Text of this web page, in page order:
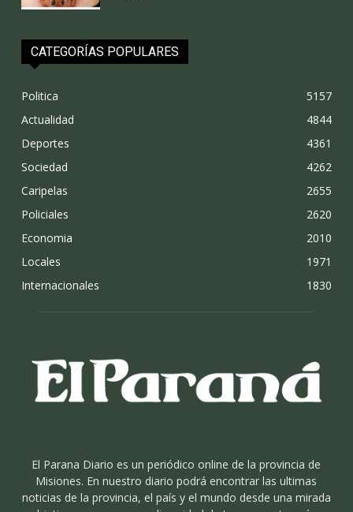
CATEGORÍAS POPULARES
Politica
5157
Actualidad
4844
Deportes
4361
Sociedad
4262
Caripelas
2655
Policiales
2620
Economia
2010
Locales
1971
Internacionales
1830
El Parana Diario es un periódico online de la provincia de
Misiones. En nuestro diario podrá encontrar las ultimas
noticias de la provincia, el país y el mundo desde una mirada